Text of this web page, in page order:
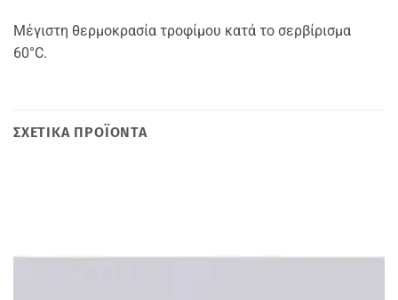
Μέγιστη θερμοκρασία τροφίμου κατά το σερβίρισμα
60°C.
ΣΧΕΤΙΚΆ ΠΡΟΪΌΝΤΑ